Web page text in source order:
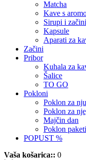
Matcha
Kave s
Sirupi i začini
Kapsule
Aparati za
Začini
Pribor
Kuhala za
Šalice
TO GO
Pokloni
Poklon za nju
Poklon za
Majčin dan
Poklon paketi
POPUST %
Vaša košarica:: 0